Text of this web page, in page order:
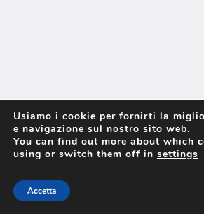
Usiamo i cookie per fornirti la
e navigazione sul nostro sito web.
You can find out more about which
using or switch them off in settings
Accetta